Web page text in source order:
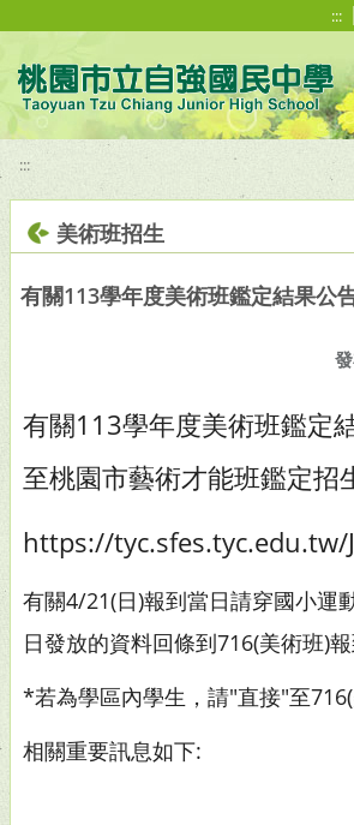
:::
:::
美術班招生
有關113學年度美術班鑑定結果公
有關113學年度美術班鑑定
至桃園市藝術才能班鑑定招
https://tyc.sfes.tyc.edu.tw/
有關4/21(日)報到當日請穿國小運
日發放的資料回條到716(美術班)
*若為學區內學生，請"直接"至716(
相關重要訊息如下: